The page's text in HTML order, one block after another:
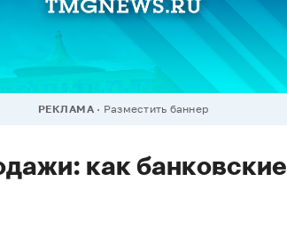
РЕКЛАМА Разместить баннер
как банковские